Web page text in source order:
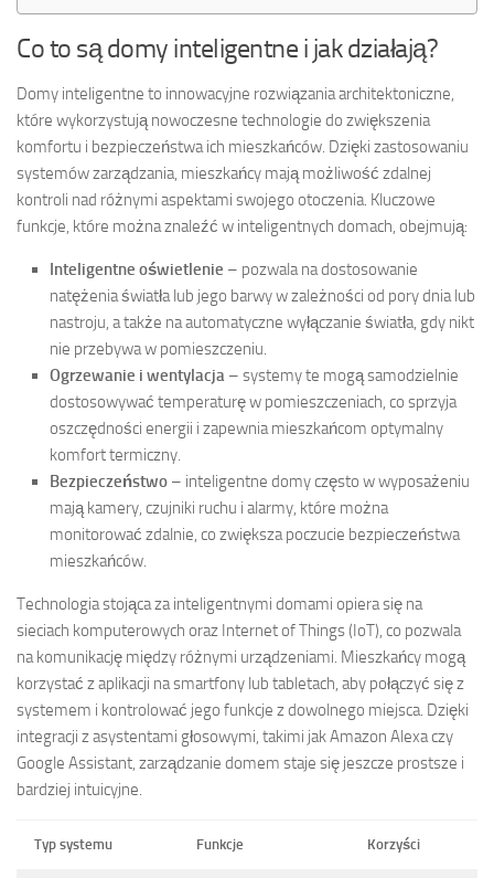
Co to są domy inteligentne i jak działają?
Domy inteligentne to innowacyjne rozwiązania architektoniczne,
które wykorzystują nowoczesne technologie do zwiększenia
komfortu i bezpieczeństwa ich mieszkańców. Dzięki zastosowaniu
systemów zarządzania, mieszkańcy mają możliwość zdalnej
kontroli nad różnymi aspektami swojego otoczenia. Kluczowe
funkcje, które można znaleźć w inteligentnych domach, obejmują:
Inteligentne oświetlenie – pozwala na dostosowanie
natężenia światła lub jego barwy w zależności od pory dnia lub
nastroju, a także na automatyczne wyłączanie światła, gdy nikt
nie przebywa w pomieszczeniu.
Ogrzewanie i wentylacja – systemy te mogą samodzielnie
dostosowywać temperaturę w pomieszczeniach, co sprzyja
oszczędności energii i zapewnia mieszkańcom optymalny
komfort termiczny.
Bezpieczeństwo – inteligentne domy często w wyposażeniu
mają kamery, czujniki ruchu i alarmy, które można
monitorować zdalnie, co zwiększa poczucie bezpieczeństwa
mieszkańców.
Technologia stojąca za inteligentnymi domami opiera się na
sieciach komputerowych oraz Internet of Things (IoT), co pozwala
na komunikację między różnymi urządzeniami. Mieszkańcy mogą
korzystać z aplikacji na smartfony lub tabletach, aby połączyć się z
systemem i kontrolować jego funkcje z dowolnego miejsca. Dzięki
integracji z asystentami głosowymi, takimi jak Amazon Alexa czy
Google Assistant, zarządzanie domem staje się jeszcze prostsze i
bardziej intuicyjne.
Typ systemu Funkcje Korzyści